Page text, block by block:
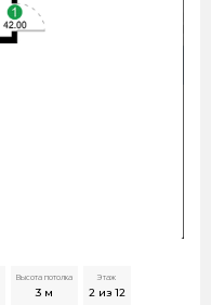
Высота потолка
3м
Этаж
2 из 12